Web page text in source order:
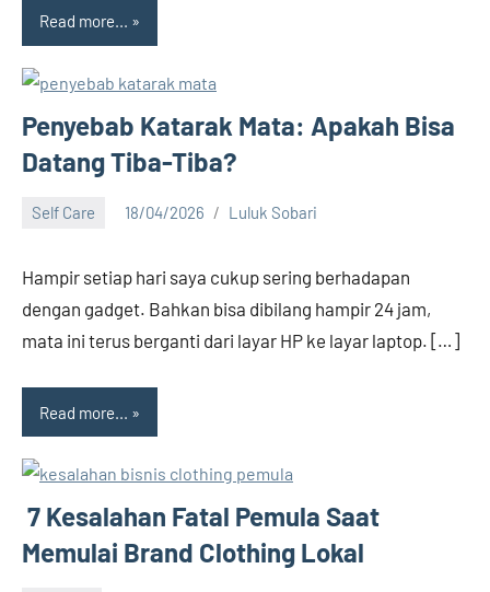
Read more...
Penyebab Katarak Mata: Apakah Bisa
Datang Tiba-Tiba?
Self Care 18/04/2026 Luluk Sobari
Hampir setiap hari saya cukup sering berhadapan
dengan gadget. Bahkan bisa dibilang hampir 24 jam,
mata ini terus berganti dari layar HP ke layar laptop. […]
Read more...
7 Kesalahan Fatal Pemula Saat
Memulai Brand Clothing Lokal